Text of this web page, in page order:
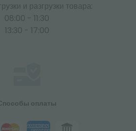
и разгрузки товара:
08:00 - 11:30
13:30 - 17:00
оплаты